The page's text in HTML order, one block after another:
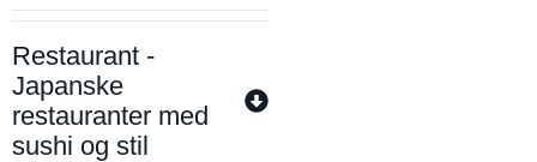
Restaurant -
Japanske
restauranter med
sushi og stil